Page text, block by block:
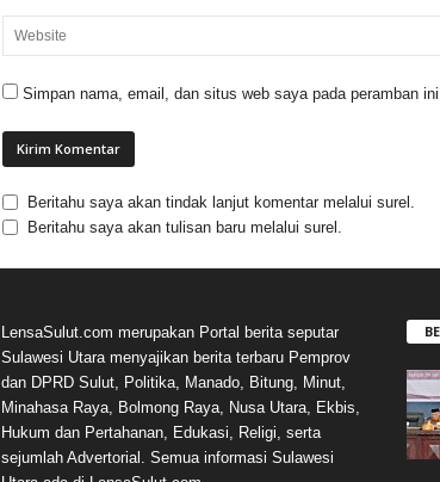
Simpan nama, email, dan situs web saya pada peramban
Beritahu saya akan tindak lanjut komentar melalui surel.
Beritahu saya akan tulisan baru melalui surel.
LensaSulut.com merupakan Portal berita seputar
Sulawesi Utara menyajikan berita terbaru Pemprov
dan DPRD Sulut, Politika, Manado, Bitung, Minut,
Minahasa Raya, Bolmong Raya, Nusa Utara, Ekbis,
Hukum dan Pertahanan, Edukasi, Religi, serta
sejumlah Advertorial. Semua informasi Sulawesi